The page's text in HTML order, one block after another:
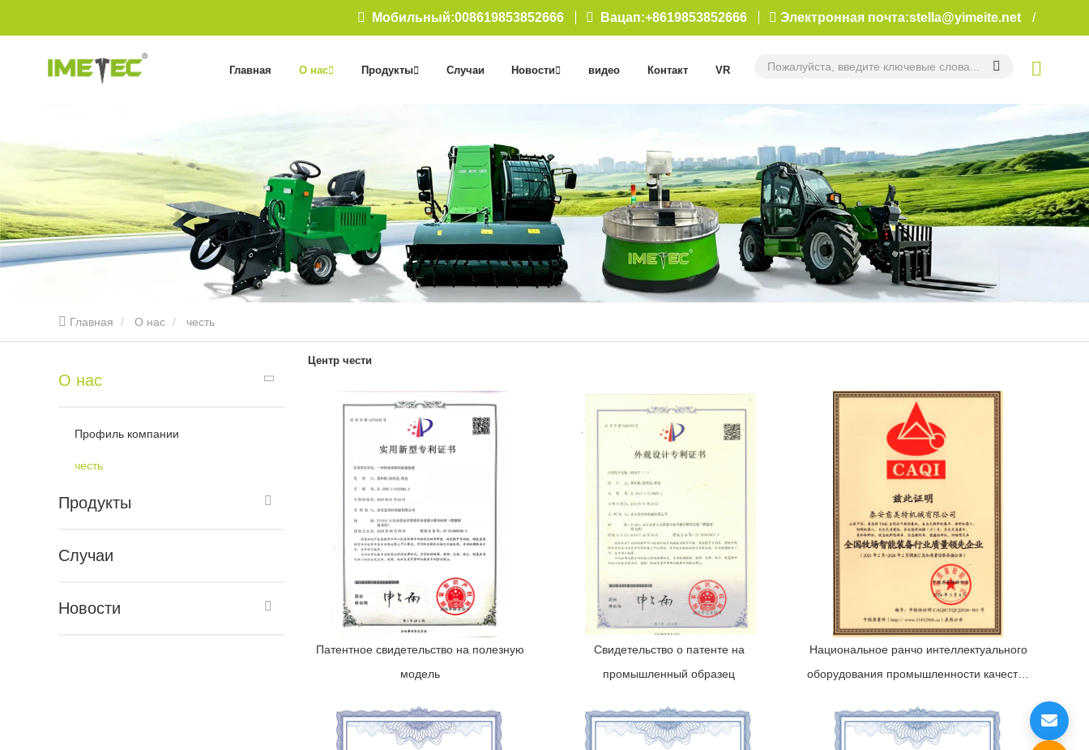
Мобильный:008619853852666 Вацап:+8619853852666 Электронная почта:stella@yimeite.net /
Главная О нас Продукты Случаи Новости видео Контакт VR
Главная О нас честь
О нас
Профиль компании
честь
Продукты
Случаи
Новости
Центр чести
Патентное свидетельство на полезную
модель
Свидетельство о патенте на
промышленный образец
Национальное ранчо интеллектуального
оборудования промышленности качество